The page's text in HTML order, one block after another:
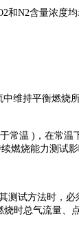
N2含量浓度
维持平衡燃
常温 )，在常
燃烧能力测试
测试方法时，
时总气流量、